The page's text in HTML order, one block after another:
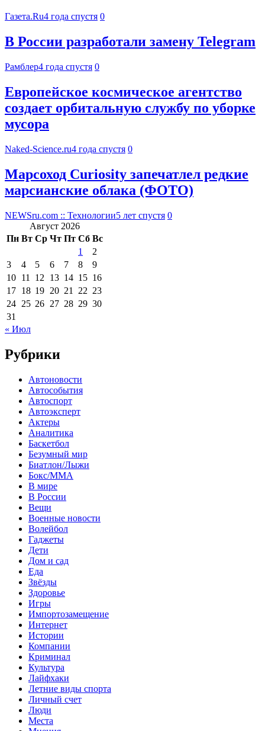
Газета.Ru4 года спустя 0
В России разработали замену Telegram
Рамблер4 года спустя 0
Европейское космическое агентство
создает орбитальную службу по уборке
мусора
Naked-Science.ru4 года спустя 0
Марсоход Curiosity запечатлел редкие
марсианские облака (ФОТО)
NEWSru.com :: Технологии5 лет спустя 0
Август 2026
Пн Вт Ср Чт Пт Сб Вс
1
2
3
4 5 6 7 8
9
10 11 12 13 14 15 16
17 18 19 20 21 22 23
24 25 26 27 28 29 30
31
« Июл
Рубрики
Автоновости
Автособытия
Автоспорт
Автоэксперт
Актеры
Аналитика
Баскетбол
Безумный мир
Биатлон/Лыжи
Бокс/MMA
В мире
В России
Вещи
Военные новости
Волейбол
Гаджеты
Дети
Дом и сад
Еда
Звёзды
Здоровье
Игры
Импортозамещение
Интернет
Истории
Компании
Криминал
Культура
Лайфхаки
Летние виды спорта
Личный счет
Люди
Места